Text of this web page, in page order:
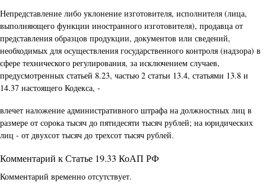
Непредставление либо уклонение изготовителя, исполнителя (лица,
выполняющего функции иностранного изготовителя), продавца от
представления образцов продукции, документов или сведений,
необходимых для осуществления государственного контроля (надзора) в
сфере технического регулирования, за исключением случаев,
предусмотренных статьей 8.23, частью 2 статьи 13.4, статьями 13.8 и
14.37 настоящего Кодекса, -
влечет наложение административного штрафа на должностных лиц в
размере от сорока тысяч до пятидесяти тысяч рублей; на юридических
лиц - от двухсот тысяч до трехсот тысяч рублей.
Комментарий к Статье 19.33 КоАП РФ
Комментарий временно отсутствует.